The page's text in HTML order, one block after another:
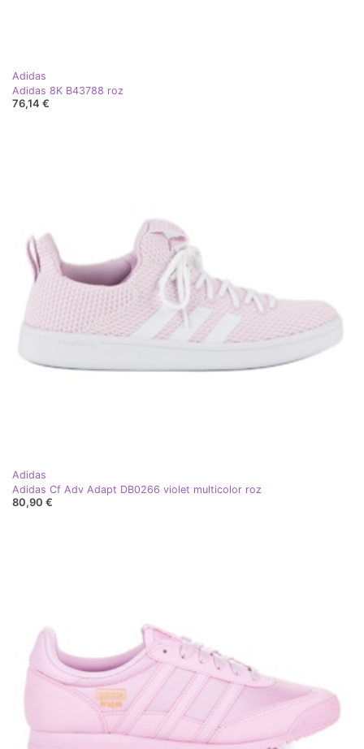
Adidas
Adidas 8K B43788 roz
76,14 €
Adidas
Adidas Cf Adv Adapt DB0266 violet multicolor roz
80,90 €